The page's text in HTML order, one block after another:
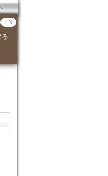
EN
る